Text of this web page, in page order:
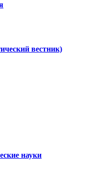
вестник)
науки